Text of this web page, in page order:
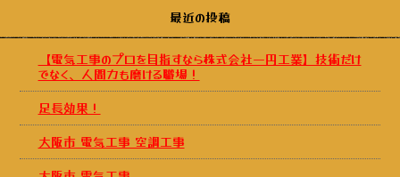
最近の投稿
【電気工事のプロを目指すなら株式会社一円工業】技術だけ
でなく、人間力も磨ける職場！
足長効果！
大阪市 電気工事 空調工事